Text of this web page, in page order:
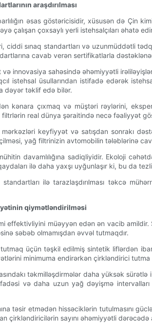
araşdırılması
əsas göstəricisidir, xüsusən də
çalışan çoxsaylı yerli istehsalçıları əhatə
sınaq standartları və uzunmüddətli
cavab verən sertifikatlarla
innovasiya sahəsində əhəmiyyətli
istehsal üsullarından istifadə edərək
dəyər təklif edə bilər.
kənara çıxmaq və müştəri rəylərini,
filtrlərin real dünya şəraitində necə fəaliyyət
keyfiyyət və satışdan sonrakı
yağ filtrinizin avtomobilin tələblərinə
davamlılığına sadiqliyidir. Ekoloji
ilə daha yaxşı uyğunlaşır ki, bu da
ilə tarazlaşdırılması təkcə
qiymətləndirilməsi
effektivliyini müəyyən edən ən vacib
səbəb olmamışdan əvvəl tutmaqdır.
üçün təşkil edilmiş sintetik liflərdən
minimuma endirərkən çirkləndirici
təkmilləşdirmələr daha yüksək
və daha uzun yağ dəyişmə
təsir etmədən hissəciklərin tutulmasını
sayını əhəmiyyətli dərəcədə